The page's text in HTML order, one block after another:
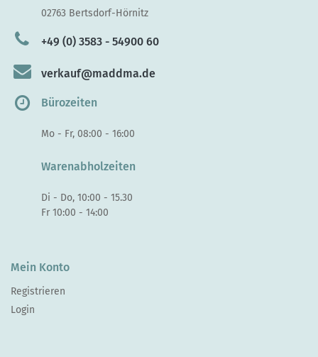
02763 Bertsdorf-Hörnitz
+49 (0) 3583 - 54900 60
verkauf@maddma.de
Bürozeiten
Mo - Fr, 08:00 - 16:00
Warenabholzeiten
Di - Do, 10:00 - 15.30
Fr 10:00 - 14:00
Mein Konto
Registrieren
Login